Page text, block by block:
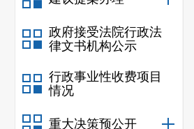
政府接受法院行政法
律文书机构公示
行政事业性收费项目
情况
重大决策预公开